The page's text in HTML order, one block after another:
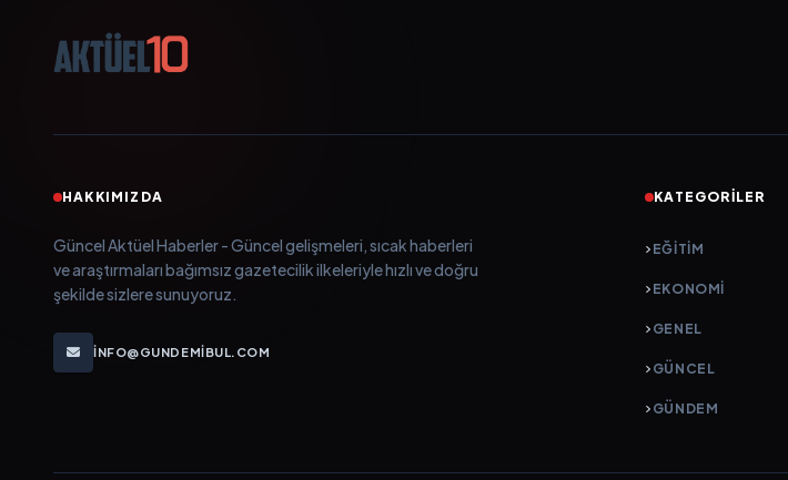
HAKKIMIZDA
Güncel Aktüel Haberler - Güncel gelişmeleri, sıcak haberleri
ve araştırmaları bağımsız gazetecilik ilkeleriyle hızlı ve doğru
şekilde sizlere sunuyoruz.
INFO@GUNDEMIBUL.COM
KATEGORILER
EĞITIM
EKONOMI
GENEL
GÜNCEL
GÜNDEM